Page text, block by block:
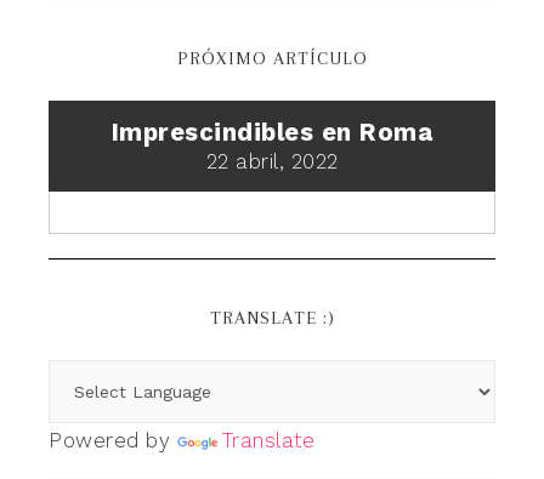
PRÓXIMO ARTÍCULO
Imprescindibles en Roma
22 abril, 2022
TRANSLATE :)
Powered by Translate